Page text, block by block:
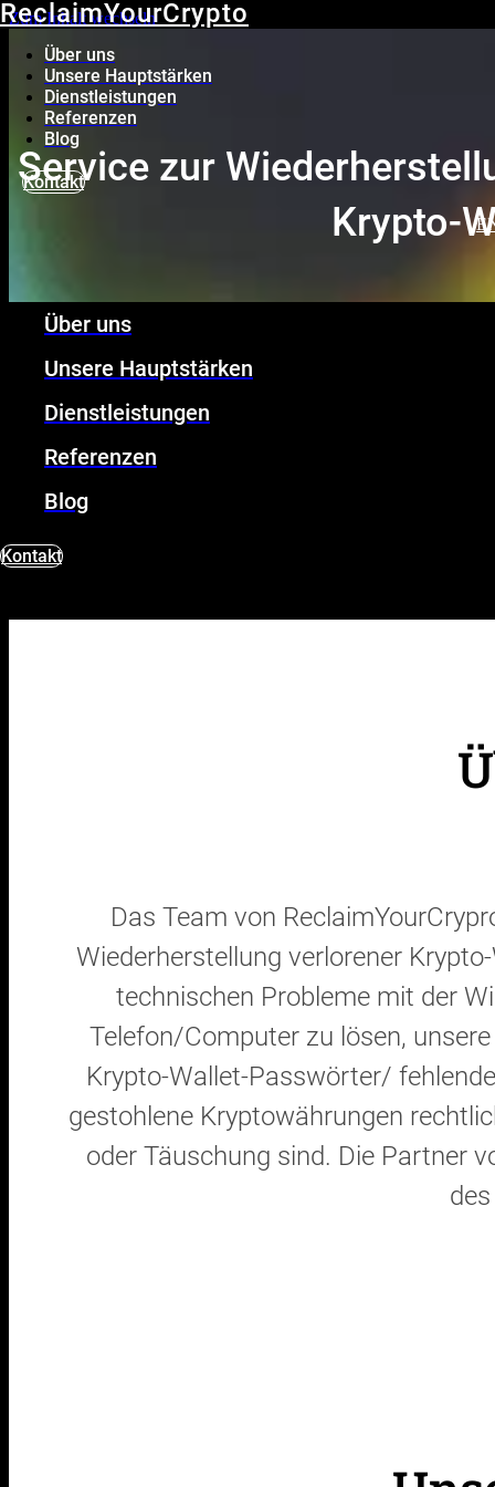
Zum Inhalt wechseln
ReclaimYourCrypto
Über uns
Unsere Hauptstärken
Dienstleistungen
Referenzen
Blog
Kontakt
Über uns
Unsere Hauptstärken
Dienstleistungen
Referenzen
Blog
Kontakt
Service zur
Krypto-
ReclaimYourCrypto ist ein
Krypto-Wallet-Passwort
Das Team von
Wiederherstellung verlorener
technischen Probleme mit der
Telefon/Computer zu lösen,
Krypto-Wallet-Passwörter/
gestohlene Kryptowährungen
oder Täuschung sind. Die Partner